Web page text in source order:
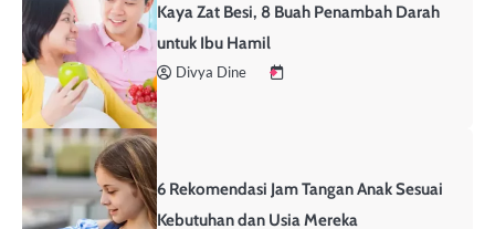
Kaya Zat Besi, 8 Buah Penambah Darah
untuk Ibu Hamil
Divya Dine
6 Rekomendasi Jam Tangan Anak Sesuai
Kebutuhan dan Usia Mereka